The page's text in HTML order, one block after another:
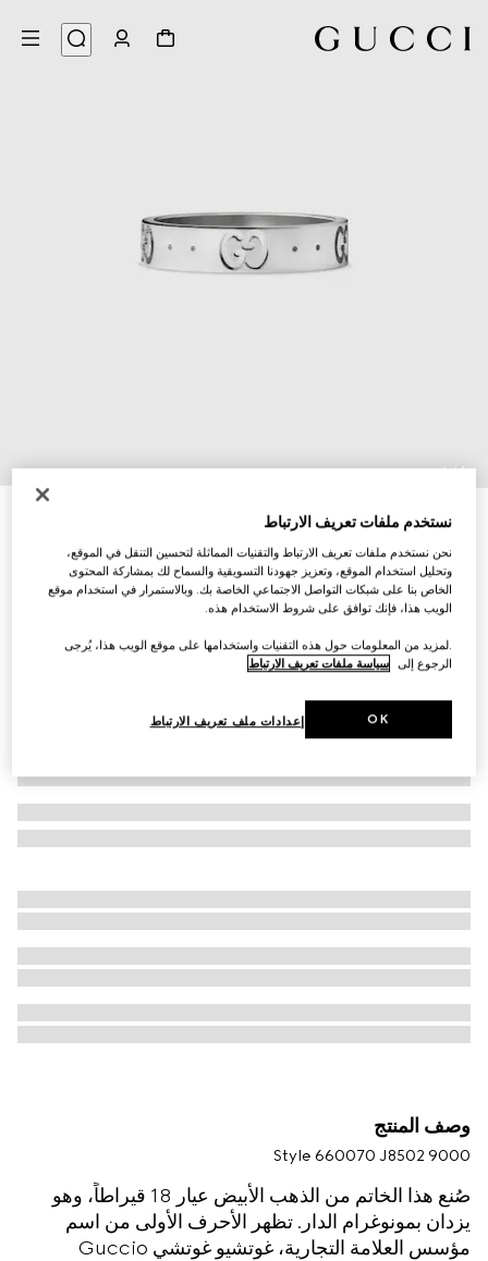
1
/
4
خام رفيع عيار 18 قيراطاً من مجموعة Icon
تنويعات ذهب أبيض
وصف المنتج
Style ‎660070 J8502 9000
صُنع هذا الخاتم من الذهب الأبيض عيار 18 قيراطاً، وهو
يزدان بمونوغرام الدار. تظهر الأحرف الأولى من اسم
مؤسس العلامة التجارية، غوتشيو غوتشي Guccio
نستخدم ملفات تعريف الارتباط
نحن نستخدم ملفات تعريف الارتباط والتقنيات المماثلة لتحسين التنقل في الموقع،
وتحليل استخدام الموقع، وتعزيز جهودنا التسويقية والسماح لك بمشاركة المحتوى
الخاص بنا على شبكات التواصل الاجتماعي الخاصة بك. وبالاستمرار في استخدام موقع
الويب هذا، فإنك توافق على شروط الاستخدام هذه.
.لمزيد من المعلومات حول هذه التقنيات واستخدامها على موقع الويب هذا، يُرجى
الرجوع إلى سياسة ملفات تعريف الارتباط
إعدادات ملف تعريف الارتباط OK